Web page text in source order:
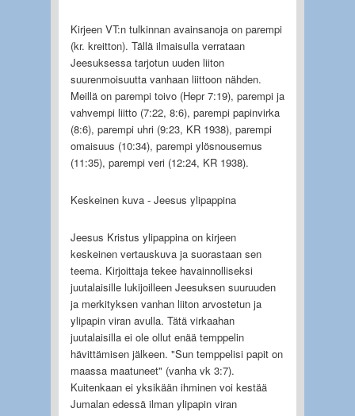
Kirjeen VT:n tulkinnan avainsanoja on parempi
(kr. kreitton). Tällä ilmaisulla verrataan
Jeesuksessa tarjotun uuden liiton
suurenmoisuutta vanhaan liittoon nähden.
Meillä on parempi toivo (Hepr 7:19), parempi ja
vahvempi liitto (7:22, 8:6), parempi papinvirka
(8:6), parempi uhri (9:23, KR 1938), parempi
omaisuus (10:34), parempi ylösnousemus
(11:35), parempi veri (12:24, KR 1938).
Keskeinen kuva - Jeesus ylipappina
Jeesus Kristus ylipappina on kirjeen
keskeinen vertauskuva ja suorastaan sen
teema. Kirjoittaja tekee havainnolliseksi
juutalaisille lukijoilleen Jeesuksen suuruuden
ja merkityksen vanhan liiton arvostetun ja
ylipapin viran avulla. Tätä virkaahan
juutalaisilla ei ole ollut enää temppelin
hävittämisen jälkeen. "Sun temppelisi papit on
maassa maatuneet" (vanha vk 3:7).
Kuitenkaan ei yksikään ihminen voi kestää
Jumalan edessä ilman ylipapin viran